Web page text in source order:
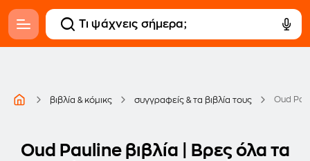
βιβλία & κόμικς συγγραφείς & τα βιβλία τους Oud
Oud Pauline βιβλία | Βρες όλα τα